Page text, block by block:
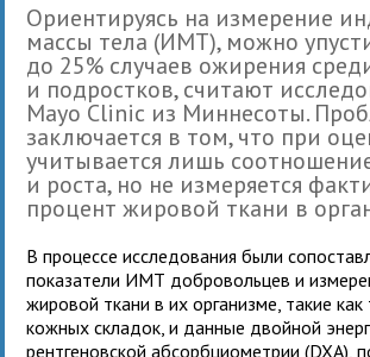
Ориентируясь на измерение
массы тела (ИМТ), можно
до 25% случаев ожирения
и подростков, считают
Mayo Clinic из Миннесоты.
заключается в том, что при
учитывается лишь
и роста, но не измеряется
процент жировой ткани в
В процессе исследования были
показатели ИМТ добровольцев и
жировой ткани в их организме, такие
кожных складок, и данные двойной
рентгеновской абсорбциометрии (DXA),